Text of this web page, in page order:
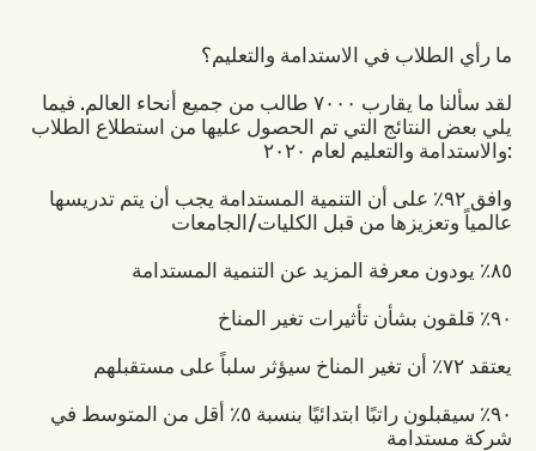
ما رأي الطلاب في الاستدامة والتعليم؟
لقد سألنا ما يقارب ٧٠٠٠ طالب من جميع أنحاء العالم. فيما
يلي بعض النتائج التي تم الحصول عليها من استطلاع الطلاب
والاستدامة والتعليم لعام ٢٠٢٠:
وافق ٩٢٪ على أن التنمية المستدامة يجب أن يتم تدريسها
عالمياً وتعزيزها من قبل الكليات/الجامعات
٨٥٪ يودون معرفة المزيد عن التنمية المستدامة
٩٠٪ قلقون بشأن تأثيرات تغير المناخ
يعتقد ٧٢٪ أن تغير المناخ سيؤثر سلباً على مستقبلهم
٩٠٪ سيقبلون راتبًا ابتدائيًا بنسبة ٥٪ أقل من المتوسط ​​في
شركة مستدامة